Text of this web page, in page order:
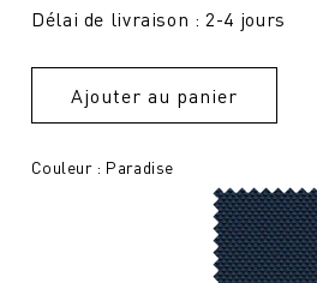
Délai de livraison : 2-4 jours
Ajouter au panier
Couleur : Paradise